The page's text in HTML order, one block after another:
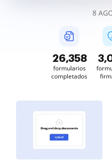
8
26,359
formularios
completados